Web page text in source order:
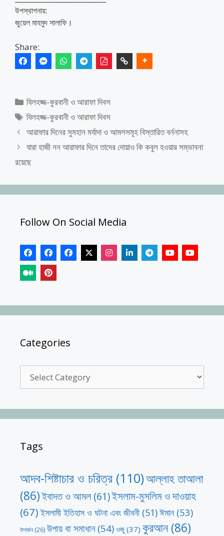
উপস্থাপনায়:
জুয়েল মাহমুদ সালাফি।
Share:
Categories
যিলহজ্জ-কুরবানী ও আরাফা দিবস
Tags
যিলহজ্জ-কুরবানী ও আরাফা দিবস
আরাফার দিনের সুমহান মর্যাদা ও আমলসমূহ বিস্তারিত বর্ননাসহ
যারা হাজী নন আরাফার দিনে তাদের দোয়াও কি কবুল হওয়ার সম্ভাবনা
রয়েছে
Follow On Social Media
Categories
Tags
আদব-শিষ্টাচার ও চরিত্র (110)আল্লাহ তাআলা
(86)ইবাদত ও আমল(61)ইসলাম-মুসলিম ও দাওয়াহ
(67) ইসলামী ইতিহাস ও ঘটনা এবং জীবনী(51)ঈমান (53)
উপার্জন(26) উপায় বা সমাধান(54) ওজু (37) কুরআন(86)